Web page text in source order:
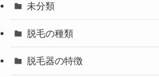
未分類
脱毛の種類
脱毛器の特徴